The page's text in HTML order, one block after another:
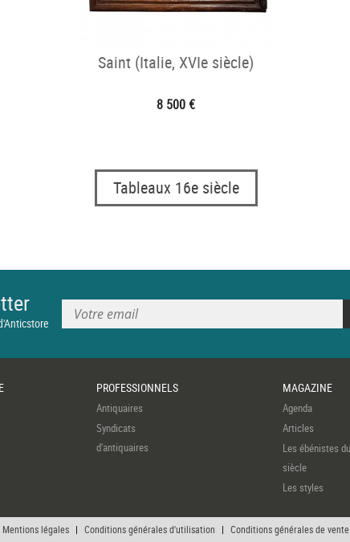
Saint (Italie, XVIe siècle)
8 500 €
Tableaux 16e siècle
PROFESSIONNELS
Antiquaires
Syndicats
d'antiquaires
MAGAZINE
Agenda
Articles
Les ébénistes
siècle
Les styles
Mentions légales | Conditions générales d'utilisation | Conditions générales de vente